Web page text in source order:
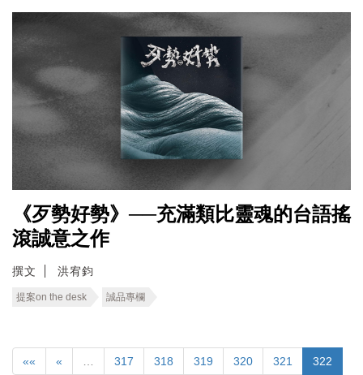
《歹勢好勢》──充滿類比靈魂的台語搖
滾誠意之作
撰文 洪宥鈞
提案on the desk 誠品專欄
«« « 317 318 319 320 321 322